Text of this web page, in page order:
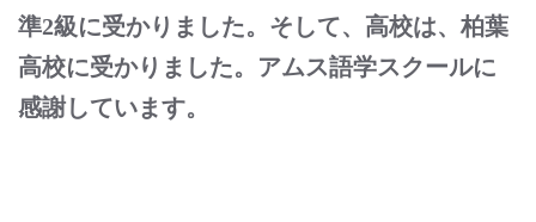
準2級に受かりました。そして、高校は、 柏葉
高校に受かりました。アムス語学スクールに
感謝しています。